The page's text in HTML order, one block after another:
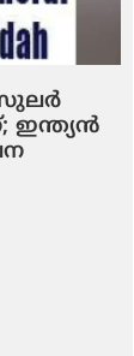
ഇന്ത്യൻ